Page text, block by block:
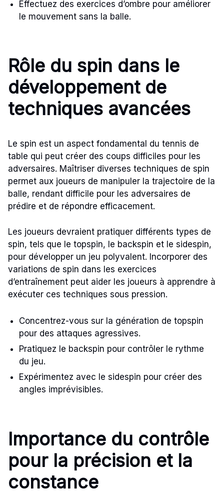
Effectuez des exercices d’ombre pour améliorer
le mouvement sans la balle.
Rôle du spin dans le
développement de
techniques avancées
Le spin est un aspect fondamental du tennis de
table qui peut créer des coups difficiles pour les
adversaires. Maîtriser diverses techniques de spin
permet aux joueurs de manipuler la trajectoire de la
balle, rendant difficile pour les adversaires de
prédire et de répondre efficacement.
Les joueurs devraient pratiquer différents types de
spin, tels que le topspin, le backspin et le sidespin,
pour développer un jeu polyvalent. Incorporer des
variations de spin dans les exercices
d’entraînement peut aider les joueurs à apprendre à
exécuter ces techniques sous pression.
Concentrez-vous sur la génération de topspin
pour des attaques agressives.
Pratiquez le backspin pour contrôler le rythme
du jeu.
Expérimentez avec le sidespin pour créer des
angles imprévisibles.
Importance du contrôle
pour la précision et la
constance